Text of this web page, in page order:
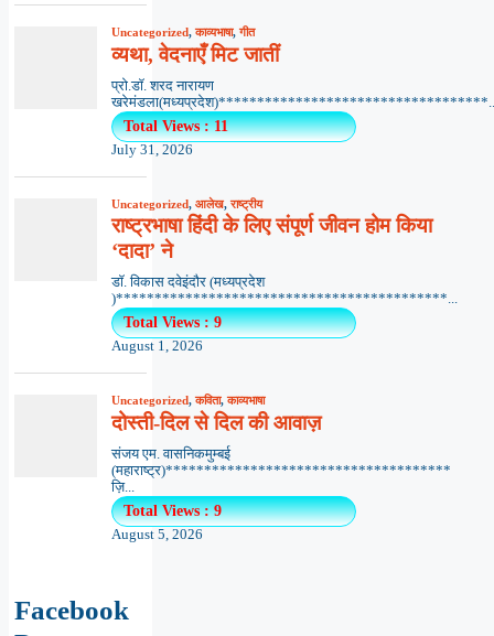
Uncategorized,काव्यभाषा,गीत
व्यथा, वेदनाएँ मिट जातीं
प्रो.डॉ. शरद नारायण
Total Views : 11
July 31, 2026
Uncategorized, आलेख,राष्ट्रीय
राष्ट्रभाषा हिंदी के लिए संपूर्ण जीवन होम किया
‘दादा’ ने
डॉ. विकास दवेइंदौर (मध्यप्रदेश
)*******************************************...
Total Views : 9
August 1, 2026
Uncategorized,कविता,काव्यभाषा
दोस्ती-दिल से दिल की आवाज़
संजय एम. वासनिकमुम्बई
(महाराष्ट्र)*************************************
ज़ि...
Total Views : 9
August 5, 2026
Facebook